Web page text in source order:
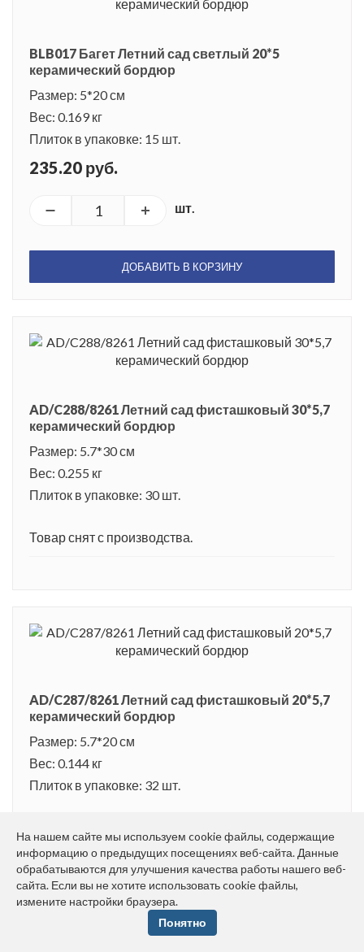
BLB017 Багет Летний сад светлый 20*5
керамический бордюр
Размер: 5*20 см
Вес: 0.169 кг
Плиток в упаковке: 15 шт.
235.20 руб.
шт.
ДОБАВИТЬ В КОРЗИНУ
AD/C288/8261 Летний сад фисташковый 30*5,7
керамический бордюр
Размер: 5.7*30 см
Вес: 0.255 кг
Плиток в упаковке: 30 шт.
Товар снят с производства.
AD/C287/8261 Летний сад фисташковый 20*5,7
керамический бордюр
Размер: 5.7*20 см
Вес: 0.144 кг
Плиток в упаковке: 32 шт.
На нашем сайте мы используем cookie файлы, содержащие
информацию о предыдущих посещениях веб-сайта. Данные
обрабатываются для улучшения качества работы нашего веб-
сайта. Если вы не хотите использовать cookie файлы,
измените настройки браузера.
Понятно